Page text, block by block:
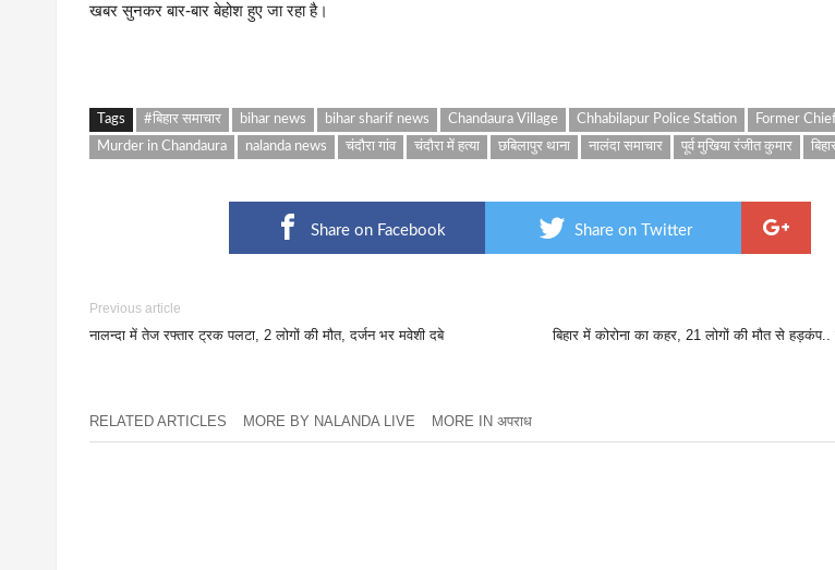
खबर सुनकर बार-बार बेहोश हुए जा रहा है।
Tags #बिहार समाचार bihar news bihar sharif news Chandaura Village Chhabilapur Police Station
Former
Murder in Chandaura
nalanda news चंदौरा गांव चंदौरा में हत्या छबिलापुर थाना नालंदा समाचार पूर्व मुखिया रंजीत कुमार
Share on Facebook Share on Twitter
Previous article
नालन्दा में तेज रफ्तार ट्रक पलटा, 2 लोगों की मौत, दर्जन भर मवेशी दबे
बिहार में कोरोना का कहर, 21 लोगों की मौत से हड़कंप..
RELATED ARTICLES MORE BY NALANDA LIVE MORE IN अपराध